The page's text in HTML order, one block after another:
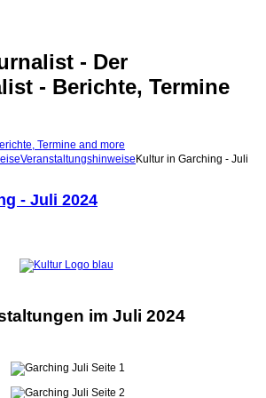
- Der
- Berichte, Termine
Veranstaltungshinweise Kultur in Garching - Juli
- Juli 2024
im Juli 2024